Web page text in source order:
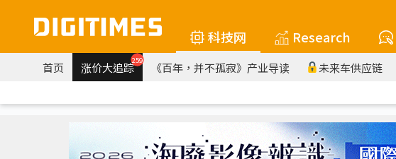
科技网 Research
首页 涨价大追踪259 《百年，并不孤寂》产业导读 未来车供应链